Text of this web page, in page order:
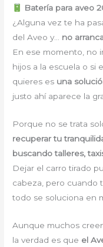
Batería para aveo
¿Alguna vez te ha
del Aveo y… no
En ese momento, no
hijos a la escuela o si
quieres es una
justo ahí aparece la
Porque no se trata
recuperar tu
buscando talleres,
Dejar el carro tirado
cabeza, pero cuando
todo se soluciona en
Aunque muchos
la verdad es que el